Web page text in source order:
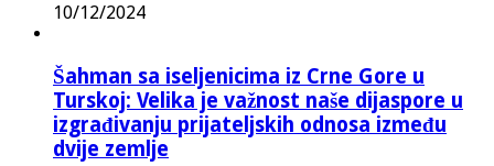
10/12/2024
Šahman sa iseljenicima iz Crne Gore u
Turskoj: Velika je važnost naše dijaspore u
izgrađivanju prijateljskih odnosa između
dvije zemlje